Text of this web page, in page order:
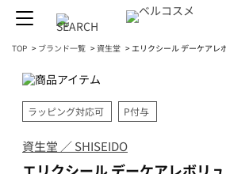
TOP > ブランド一覧 >資生堂 > エリクシール デーケアレ
ラッピング対応可 P付与
資生堂 ／ SHISEIDO